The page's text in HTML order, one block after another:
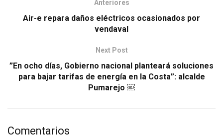
Anteriores
Air-e repara daños eléctricos ocasionados por
vendaval
Next Post
”En ocho días, Gobierno nacional planteará soluciones
para bajar tarifas de energía en la Costa”: alcalde
Pumarejo ￼
Comentarios